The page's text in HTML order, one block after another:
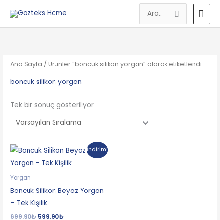
atla
ANA
Search
for:
Ana Sayfa / Ürünler “boncuk silikon yorgan” olarak etiketlendi
boncuk silikon yorgan
Tek bir sonuç gösteriliyor
İndirim!
Yorgan
Boncuk Silikon Beyaz Yorgan
– Tek Kişilik
699.90₺
Orijinal
fiyat:
699.90₺.
599.90₺
Şu
andaki
fiyat: